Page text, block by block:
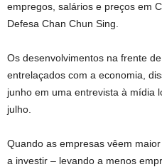
empregos, salários e preços em
Defesa Chan Chun Sing.
Os desenvolvimentos na frente
entrelaçados com a economia,
junho em uma entrevista à mídia
julho.
Quando as empresas vêem
a investir – levando a menos